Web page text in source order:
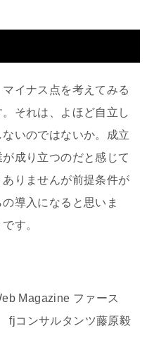
イナス点を考えてみる
それは、よほど自立し
いのではないか。成立
成り立つのだと感じて
りませんが前提条件が
導入になると思いま
す。
Magazine ファース
fjコンサルタンツ藤原毅